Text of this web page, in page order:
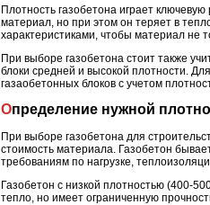
Плотность газобетона играет
материал, но при этом он теряет в
характеристиками, чтобы материал не
При выборе газобетона стоит также
блоки средней и высокой плотности.
газаобетонных блоков с учетом
Определение нужной
При выборе газобетона для
стоимость материала. Газобетон
требованиям по нагрузке,
Газобетон с низкой плотностью (400-
тепло, но имеет ограниченную